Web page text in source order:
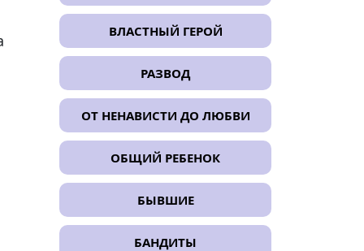
ВЛАСТНЫЙ ГЕРОЙ
РАЗВОД
ОТ НЕНАВИСТИ ДО ЛЮБВИ
ОБЩИЙ РЕБЕНОК
БЫВШИЕ
БАНДИТЫ